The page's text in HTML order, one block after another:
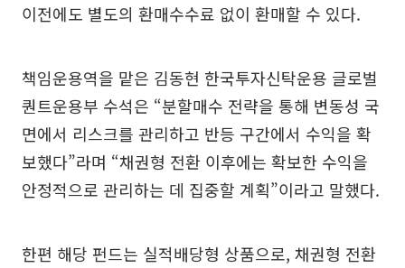
이전에도 별도의 환매수수료 없이 환매할 수 있다.
책임운용역을 맡은 김동현 한국투자신탁운용 글로벌
퀀트운용부 수석은 “분할매수 전략을 통해 변동성 국
면에서 리스크를 관리하고 반등 구간에서 수익을 확
보했다”라며 “채권형 전환 이후에는 확보한 수익을
안정적으로 관리하는 데 집중할 계획”이라고 말했다.
한편 해당 펀드는 실적배당형 상품으로, 채권형 전환